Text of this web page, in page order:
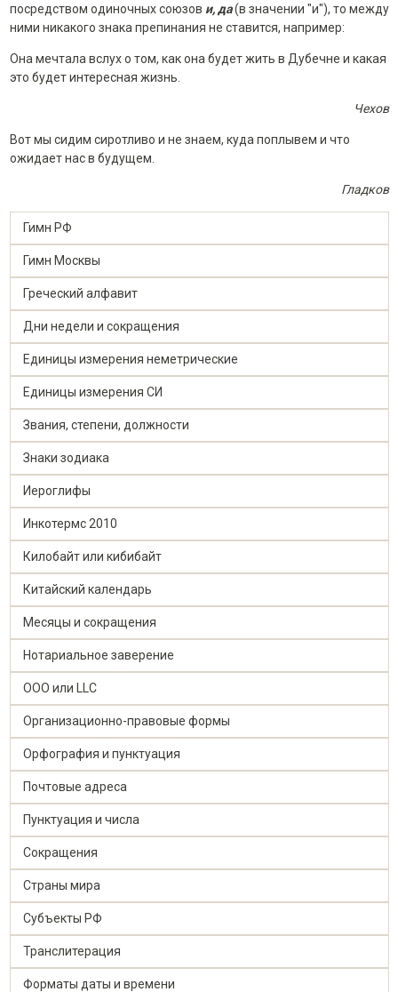
посредством одиночных союзов и, да(в значении "и"), то между
ними никакого знака препинания не ставится, например:
Она мечтала вслух о том, как она будет жить в Дубечне и какая
это будет интересная жизнь.
Чехов
Вот мы сидим сиротливо и не знаем, куда поплывем и что
ожидает нас в будущем.
Гладков
Гимн РФ
Гимн Москвы
Греческий алфавит
Дни недели и сокращения
Единицы измерения неметрические
Единицы измерения СИ
Звания, степени, должности
Знаки зодиака
Иероглифы
Инкотермс 2010
Килобайт или кибибайт
Китайский календарь
Месяцы и сокращения
Нотариальное заверение
ООО или LLC
Организационно-правовыe формы
Орфография и пунктуация
Почтовые адреса
Пунктуация и числа
Сокращения
Страны мира
Субъекты РФ
Транслитерация
Форматы даты и времени